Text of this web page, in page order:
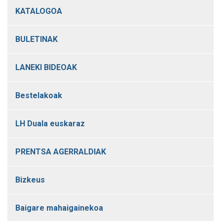
KATALOGOA
BULETINAK
LANEKI BIDEOAK
Bestelakoak
LH Duala euskaraz
PRENTSA AGERRALDIAK
Bizkeus
Baigare mahaigainekoa